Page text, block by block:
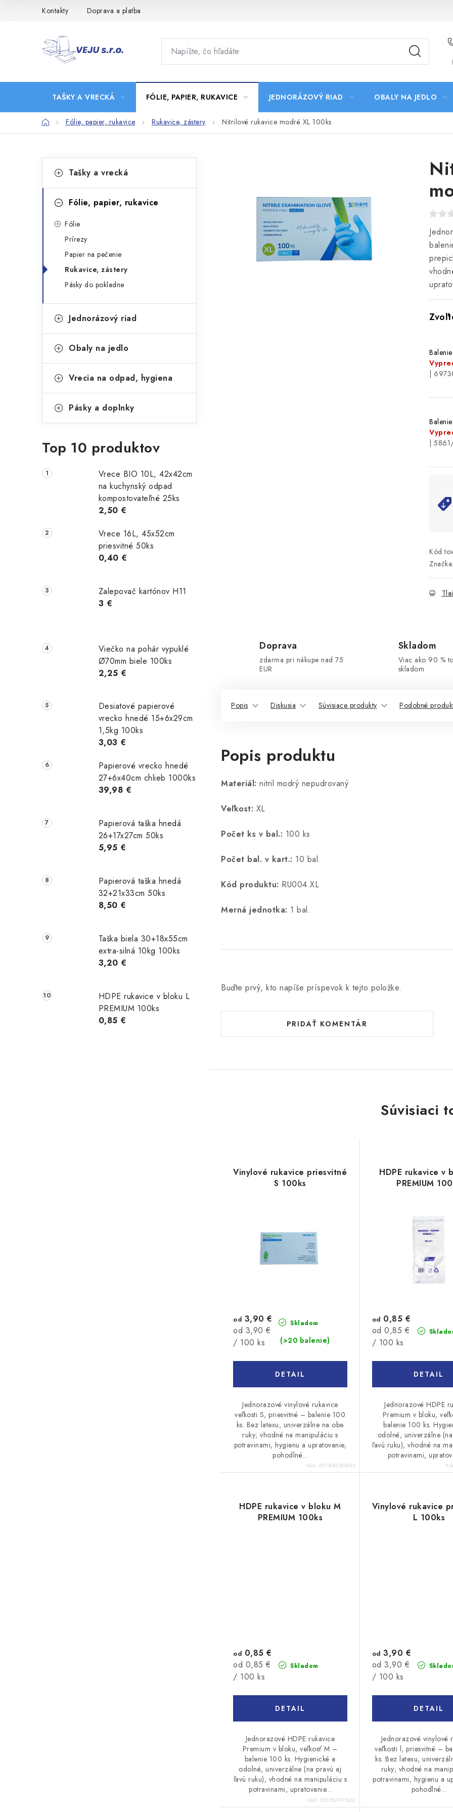
Kontakty Doprava a platba
TAŠKY A VRECKÁ FÓLIE, PAPIER, RUKAVICE JEDNORÁZOVÝ RIAD OBALY NA JEDLO
DomovFólie, papier, rukavice Rukavice, zástery Nitrilové rukavice modré XL 100ks
o
p
n
l
kategórie
a
r
e
Tašky a vrecká
Fólie, papier, rukavice
Fólie
Prírezy
Papier na pečenie
Rukavice, zástery
Pásky do pokladne
Jednorázový riad
Obaly na jedlo
Vrecia na odpad, hygiena
Pásky a doplnky
Top 10 produktov
Vrece BIO 10L, 42x42cm
na kuchynský odpad
kompostovateľné 25ks
2,50 €
Vrece 16L, 45x52cm
priesvitné 50ks
0,40 €
Zalepovač kartónov H11
3 €
Viečko na pohár vypuklé
Ø70mm biele 100ks
2,25 €
Desiatové papierové
vrecko hnedé 15+6x29cm
1,5kg 100ks
3,03 €
Papierové vrecko hnedé
27+6x40cm chlieb 1000ks
39,98 €
Papierová taška hnedá
26+17x27cm 50ks
5,95 €
Papierová taška hnedá
32+21x33cm 50ks
8,50 €
Taška biela 30+18x55cm
extra-silná 10kg 100ks
3,20 €
HDPE rukavice v bloku L
PREMIUM 100ks
0,85 €
|
|
Kód
Doprava
zdarma pri nákupe nad 75
EUR
Skladom
Viac ako 90 %
skladom
Popis Diskusia Súvisiace produkty Podobné
Popis produktu
Materiál: nitril modrý nepudrovaný
Veľkost: XL
Počet ks v bal.: 100 ks
Počet bal. v kart.: 10 bal.
Kód produktu: RU004.XL
Merná jednotka: 1 bal.
Buďte prvý, kto napíše príspevok k tejto položke.
PRIDAŤ KOMENTÁR
Súvisiaci
Vinylové rukavice priesvitné
S 100ks
Skladom
(>20 balenie)
od 3,90 €
Jednotková
cena:
od 3,90 €
/ 100 ks
DETAIL
Jednorazové vinylové rukavice
veľkosti S, priesvitné – balenie 100
ks. Bez latexu, univerzálne na obe
ruky; vhodné na manipuláciu s
potravinami, hygienu a upratovanie,
pohodlné...
Kód:6973082350063
HDPE rukavice v
PREMIUM
od 0,85 €
Jednotková
cena:
od 0,85 €
/ 100 ks
DETAIL
Jednorazové HDPE
Premium v bloku,
balenie 100 ks.
odolné, univerzálne
ľavú ruku), vhodné na
potravinami,
HDPE rukavice v bloku M
PREMIUM 100ks
Skladom
od 0,85 €
Jednotková
cena:
od 0,85 €
/ 100 ks
DETAIL
Jednorazové HDPE rukavice
Premium v bloku, veľkosť M –
balenie 100 ks. Hygienické a
odolné, univerzálne (na pravú aj
ľavú ruku), vhodné na manipuláciu s
potravinami, upratovanie...
Kód:5907501771062
Vinylové rukavice
L 100ks
od 3,90 €
Jednotková
cena:
od 3,90 €
/ 100 ks
DETAIL
Jednorazové vinylové
veľkosti l, priesvitné –
ks. Bez latexu,
ruky; vhodné na
potravinami, hygienu a
pohodlné...